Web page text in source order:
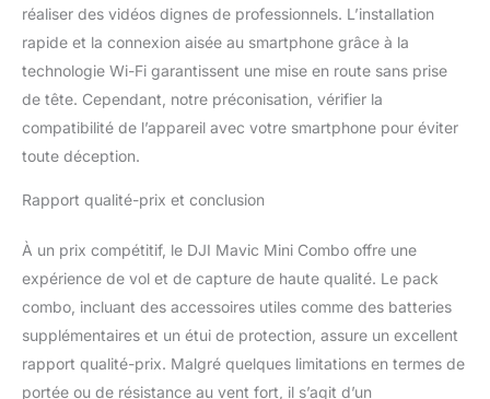
Pro, iPhone 11 Pro Max,
iPhone 11, iPhone SE (2e
iPhone XS Max, iPhone
XR, iPhone X, iPhone 8,
iPhone 8 Plus, iPhone 7,
SE (1ère génération)
d'iPad: iPad mini (5e
iPad mini 3, iPad mini 2
réaliser des vidéos dignes de professionnels. L’installation
rapide et la connexion aisée au smartphone grâce à la
technologie Wi-Fi garantissent une mise en route sans prise
de tête. Cependant, notre préconisation, vérifier la
compatibilité de l’appareil avec votre smartphone pour éviter
toute déception.
Rapport qualité-prix et conclusion
À un prix compétitif, le DJI Mavic Mini Combo offre une
expérience de vol et de capture de haute qualité. Le pack
combo, incluant des accessoires utiles comme des batteries
supplémentaires et un étui de protection, assure un excellent
rapport qualité-prix. Malgré quelques limitations en termes de
portée ou de résistance au vent fort, il s’agit d’un